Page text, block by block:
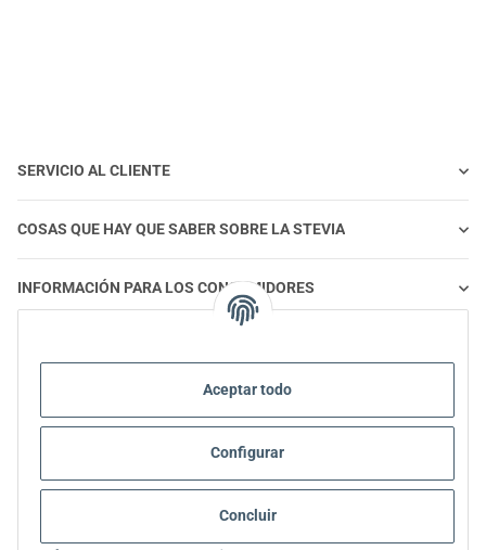
Aceptar todo
Configurar
Concluir
SERVICIO AL CLIENTE
COSAS QUE HAY QUE SABER SOBRE LA STEVIA
INFORMACIÓN PARA LOS CONSUMIDORES
INFORMACIÓN SOBRE EL PRODUCTO STEVIA